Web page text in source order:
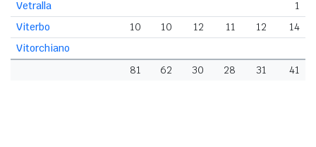
Vetralla
1
Viterbo
10 10 12 11 12
14
Vitorchiano
81
62 30 28 31 41